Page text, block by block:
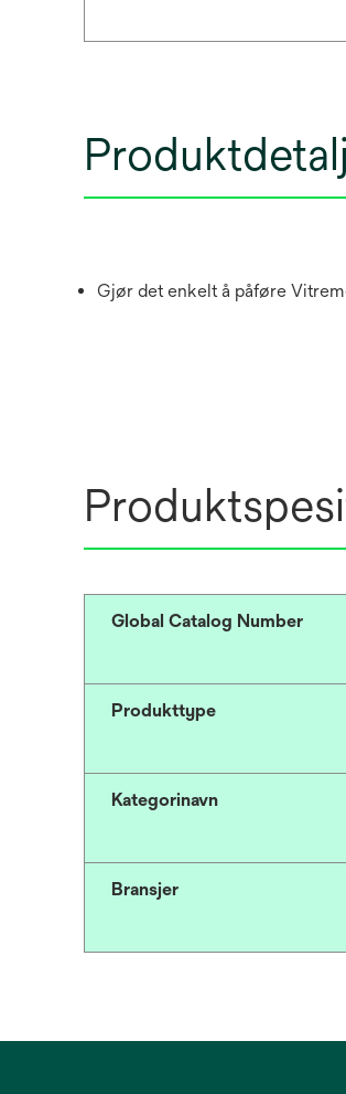
Gjør det enkelt å påføre
Global Catalog Number
Produkttype
Kategorinavn
Bransjer